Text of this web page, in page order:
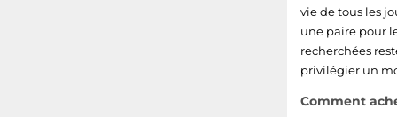
vie de tous les
une paire pour
recherchées
privilégier un
Comment